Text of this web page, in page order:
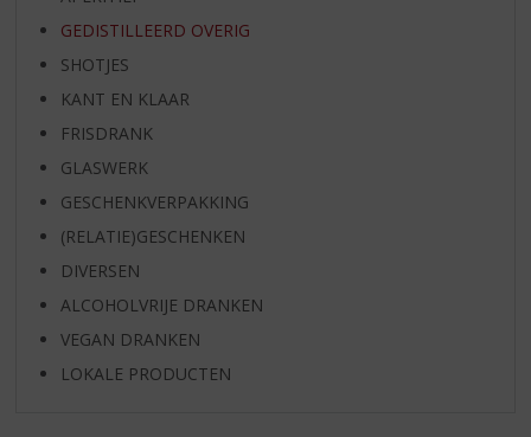
GEDISTILLEERD OVERIG
SHOTJES
KANT EN KLAAR
FRISDRANK
GLASWERK
GESCHENKVERPAKKING
(RELATIE)GESCHENKEN
DIVERSEN
ALCOHOLVRIJE DRANKEN
VEGAN DRANKEN
LOKALE PRODUCTEN